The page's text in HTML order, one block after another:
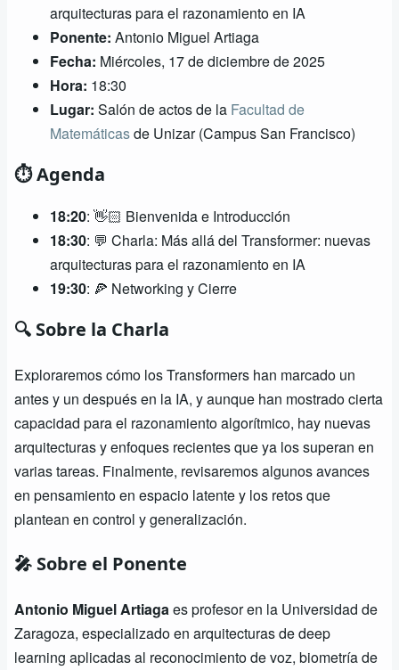
arquitecturas para el razonamiento en IA
Ponente: Antonio Miguel Artiaga
Fecha: Miércoles, 17 de diciembre de 2025
Hora: 18:30
Lugar: Salón de actos de la Facultad de
Matemáticasde Unizar (Campus San Francisco)
⏱️ Agenda
18:20: 👋🏻 Bienvenida e Introducción
18:30: 💬 Charla: Más allá del Transformer: nuevas
arquitecturas para el razonamiento en IA
19:30: 🍕 Networking y Cierre
🔍 Sobre la Charla
Exploraremos cómo los Transformers han marcado un
antes y un después en la IA, y aunque han mostrado cierta
capacidad para el razonamiento algorítmico, hay nuevas
arquitecturas y enfoques recientes que ya los superan en
varias tareas. Finalmente, revisaremos algunos avances
en pensamiento en espacio latente y los retos que
plantean en control y generalización.
🎤 Sobre el Ponente
Antonio Miguel Artiagaes profesor en la Universidad de
Zaragoza, especializado en arquitecturas de deep
learning aplicadas al reconocimiento de voz, biometría de